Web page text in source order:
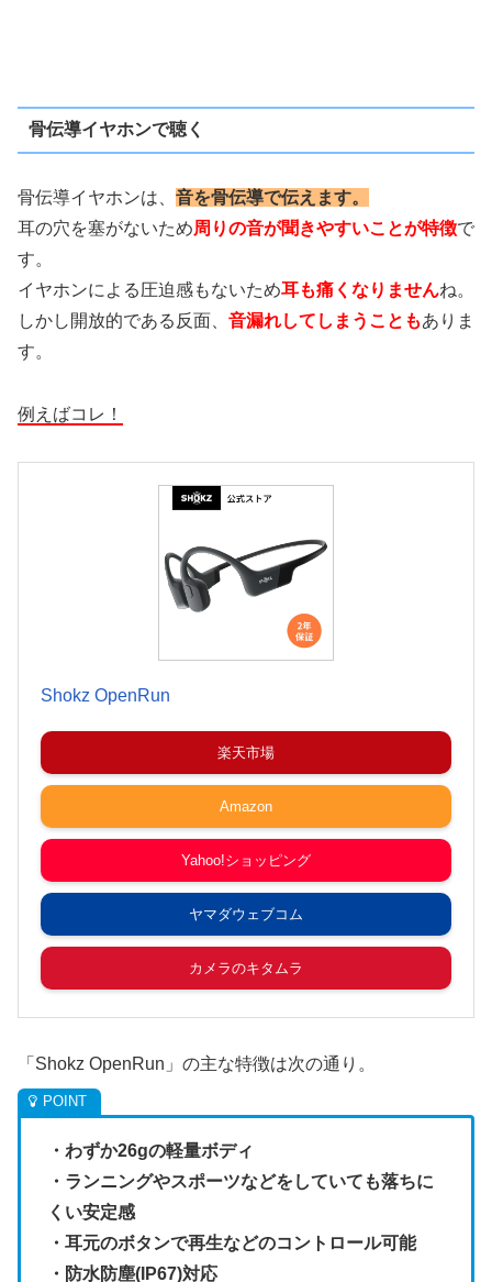
骨伝導イヤホンで聴く
骨伝導イヤホンは、 音を骨伝導で伝えます。
耳の穴を塞がないため周りの音が聞きやすいことが特徴で
す。
イヤホンによる圧迫感もないため耳も痛くなりませんね。
しかし開放的である反面、 音漏れしてしまうこともありま
す。
例えばコレ！
Shokz OpenRun
楽天市場
Amazon
Yahoo!ショッピング
ヤマダウェブコム
カメラのキタムラ
「Shokz OpenRun」の主な特徴は次の通り。
・わずか26gの軽量ボディ
・ランニングやスポーツなどをしていても落ちに
くい安定感
・耳元のボタンで再生などのコントロール可能
・防水防塵(IP67)対応